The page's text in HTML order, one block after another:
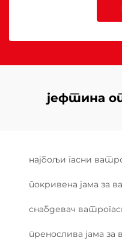
јефтина
најбољи гасни
покривена јама за
снабдевач
пренослива јама за